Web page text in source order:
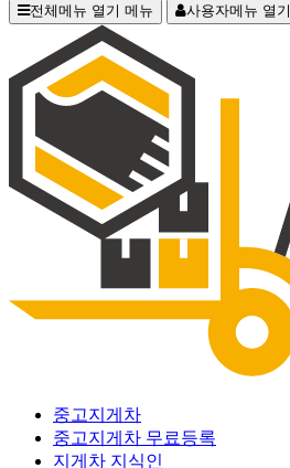
전체메뉴 열기 메뉴 사용자메뉴 열기
중고지게차
중고지게차 무료등록
지게차 지식인